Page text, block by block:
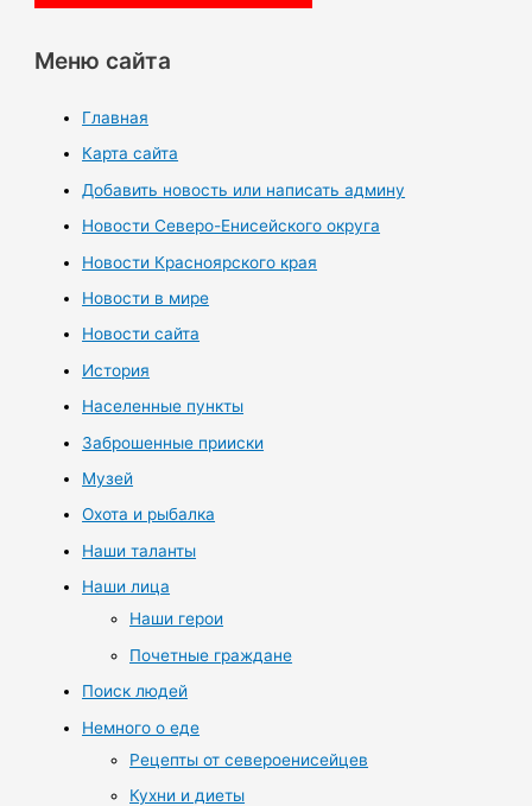
Меню сайта
Главная
Карта сайта
Добавить новость или написать админу
Новости Северо-Енисейского округа
Новости Красноярского края
Новости в мире
Новости сайта
История
Населенные пункты
Заброшенные прииски
Музей
Охота и рыбалка
Наши таланты
Наши лица
Наши герои
Почетные граждане
Поиск людей
Немного о еде
Рецепты от североенисейцев
Кухни и диеты